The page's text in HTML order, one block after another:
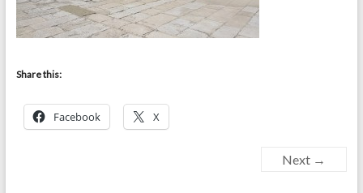
Share this:
Facebook X
Next →